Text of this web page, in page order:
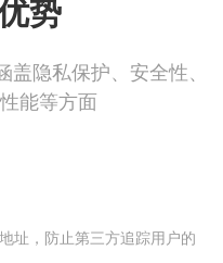
势
隐私保护、安全性、
能等方面
址，防止第三方追踪用户的